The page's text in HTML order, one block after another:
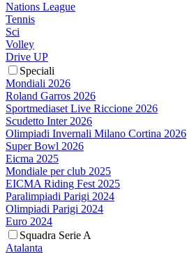
Nations League
Tennis
Sci
Volley
Drive UP
Speciali
Mondiali 2026
Roland Garros 2026
Sportmediaset Live Riccione 2026
Scudetto Inter 2026
Olimpiadi Invernali Milano Cortina 2026
Super Bowl 2026
Eicma 2025
Mondiale per club 2025
EICMA Riding Fest 2025
Paralimpiadi Parigi 2024
Olimpiadi Parigi 2024
Euro 2024
Squadra Serie A
Atalanta